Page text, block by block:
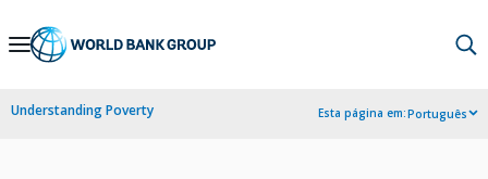
Skip
Navigation
Understanding Poverty Esta página em:Português